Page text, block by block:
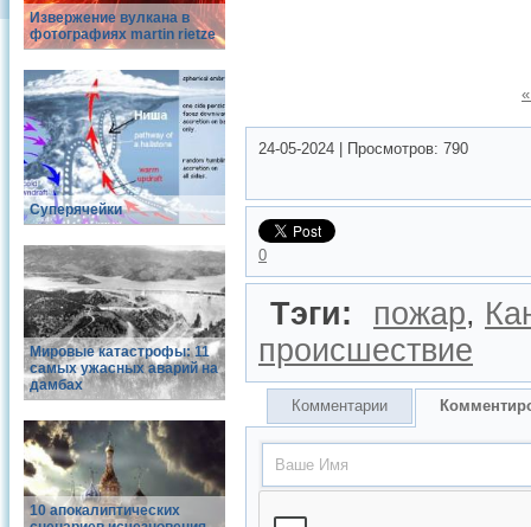
Извержение вулкана в
фотографиях martin rietze
Суперячейки
Мировые катастрофы: 11
самых ужасных аварий на
дамбах
10 апокалиптических
24-05-2024 Просмотров: 790
0
Тэги: пожар,
происшествие
Комментарии